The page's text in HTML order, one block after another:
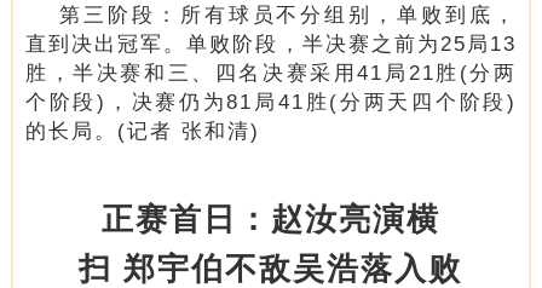
第三阶段：所有球员不分组别，单败到底，
直到决出冠军。单败阶段，半决赛之前为25局13
胜，半决赛和三、四名决赛采用41局21胜(分两
个阶段)，决赛仍为81局41胜(分两天四个阶段)
的长局。(记者 张和清)
正赛首日：赵汝亮演横
扫 郑宇伯不敌吴浩落入败